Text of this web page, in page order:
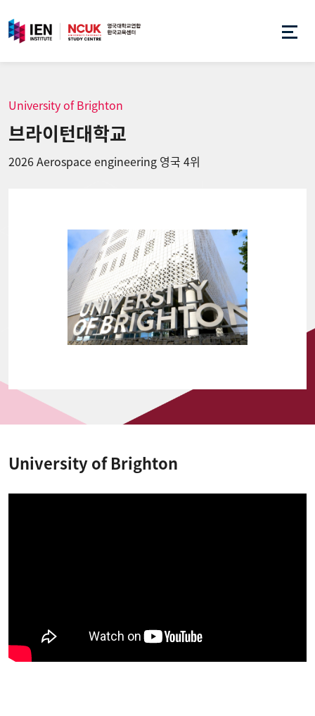
University of Brighton
브라이턴대학교
2026 Aerospace engineering 영국 4위
University of Brighton